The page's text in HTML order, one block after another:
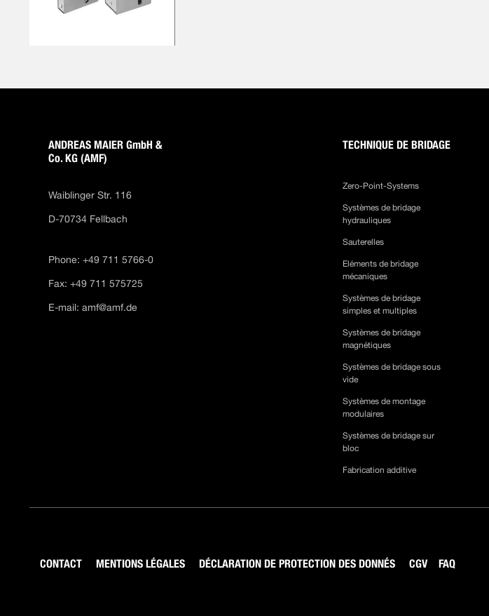
ANDREAS MAIER GmbH &
Co. KG (AMF)
Waiblinger Str. 116
D-70734 Fellbach
Phone: +49 711 5766-0
Fax: +49 711 575725
E-mail:amf@amf.de
TECHNIQUE DE BRIDAGE
Zero-Point-Systems
Systèmes de bridage
hydrauliques
Sauterelles
Eléments de bridage
mécaniques
Systèmes de bridage
simples et multiples
Systèmes de bridage
magnétiques
Systèmes de bridage sous
vide
Systèmes de montage
modulaires
Systèmes de bridage sur
bloc
Fabrication additive
CONTACT MENTIONS LÉGALES DÉCLARATION DE PROTECTION DES DONNÉS CGV FAQ